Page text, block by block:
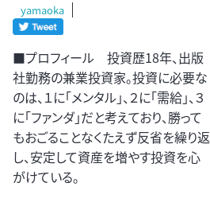
yamaoka
■プロフィール 投資歴18年、出版
社勤務の兼業投資家。投資に必要な
のは、１に「メンタル」、２に「需給」、３
に「ファンダ」だと考えており、勝って
もおごることなくたえず反省を繰り返
し、安定して資産を増やす投資を心
がけている。